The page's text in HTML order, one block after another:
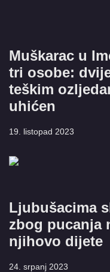
Muškarac u
tri osobe:
teškim
uhićen
19. listopad 2023
Ljubušacima
zbog pucanja
njihovo dijete
24. srpanj 2023